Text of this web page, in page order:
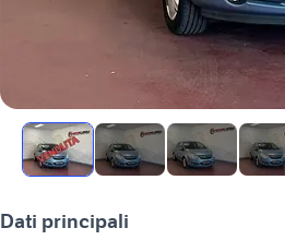
Dati principali